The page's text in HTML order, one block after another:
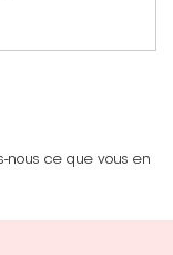
nous ce que vous en